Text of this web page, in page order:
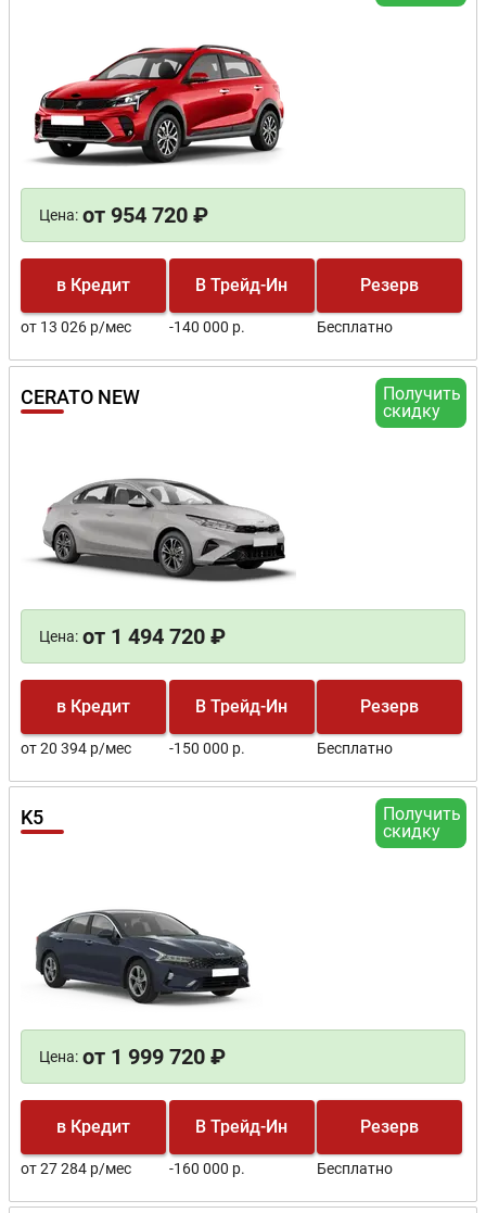
Цена: от 954 720 ₽
в Кредит
от 13 026 р/мес
В Трейд-Ин
-140 000 р.
Резерв
Бесплатно
Получить
скидку
CERATO NEW
Цена: от 1 494 720 ₽
в Кредит
от 20 394 р/мес
В Трейд-Ин
-150 000 р.
Резерв
Бесплатно
Получить
скидку
K5
Цена: от 1 999 720 ₽
в Кредит
от 27 284 р/мес
В Трейд-Ин
-160 000 р.
Резерв
Бесплатно